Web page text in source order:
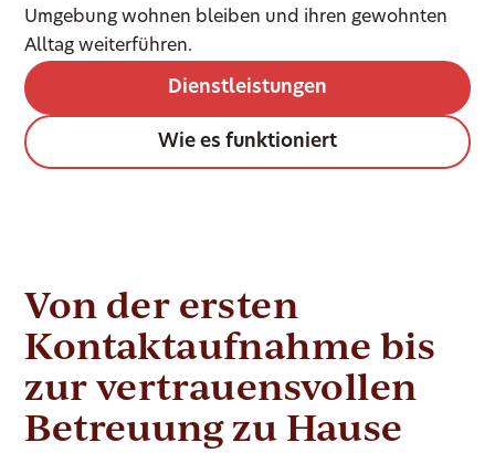
Umgebung wohnen bleiben und ihren gewohnten
Alltag weiterführen.
Dienstleistungen
Wie es funktioniert
Von der ersten
Kontaktaufnahme bis
zur vertrauensvollen
Betreuung zu Hause